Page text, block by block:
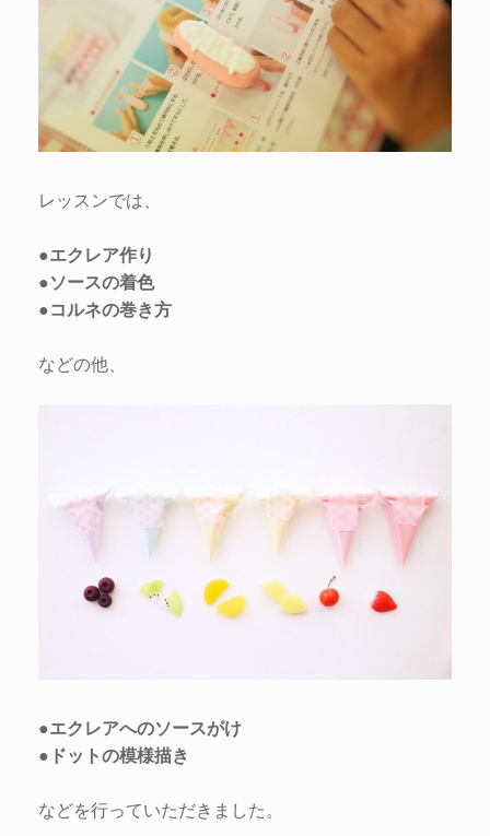
レッスンでは、
●エクレア作り
●ソースの着色
●コルネの巻き方
などの他、
●エクレアへのソースがけ
●ドットの模様描き
などを行っていただきました。